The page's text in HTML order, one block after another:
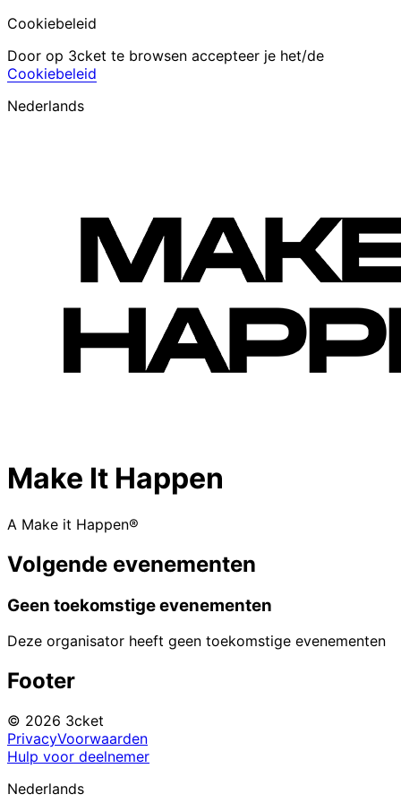
Cookiebeleid
Door op 3cket te browsen accepteer je het/de
Cookiebeleid
Nederlands
Make It Happen
A Make it Happen®
Volgende evenementen
Geen toekomstige evenementen
Deze organisator heeft geen toekomstige evenementen
Footer
© 2026 3cket
PrivacyVoorwaarden
Hulp voor deelnemer
Nederlands